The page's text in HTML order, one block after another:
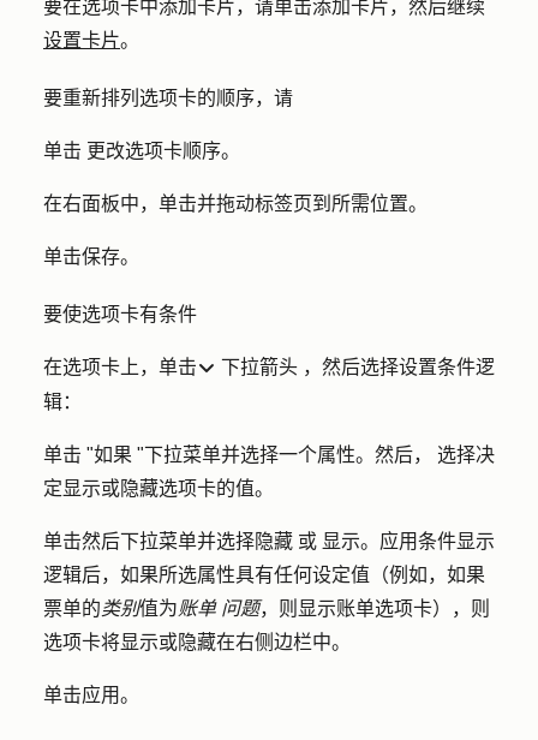
要在选项卡中添加卡片，请单击添加卡片，然后继续
设置卡片。
要重新排列选项卡的顺序，请
单击 更改选项卡顺序。
在右面板中，单击并拖动标签页到所需位置。
单击保存。
要使选项卡有条件
在选项卡上，单击dropdown 下拉箭头 ，然后选择设置条件逻
辑：
单击 "如果 "下拉菜单并选择一个属性。然后，
选择决
定显示或隐藏选项卡的值。
单击然后下拉菜单并选择隐藏 或 显示。 应用条件显示
逻辑后，如果所选属性具有任何设定值（例如，如果
票单的类别值为账单 问题，则显示账单选项卡），则
选项卡将显示或隐藏在右侧边栏中。
单击应用。